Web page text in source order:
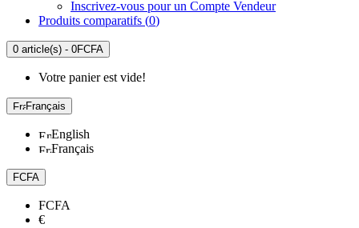
Inscrivez-vous pour un Compte Vendeur
Produits comparatifs (0)
0 article(s) - 0FCFA
Votre panier est vide!
Français
English
Français
FCFA
FCFA
€